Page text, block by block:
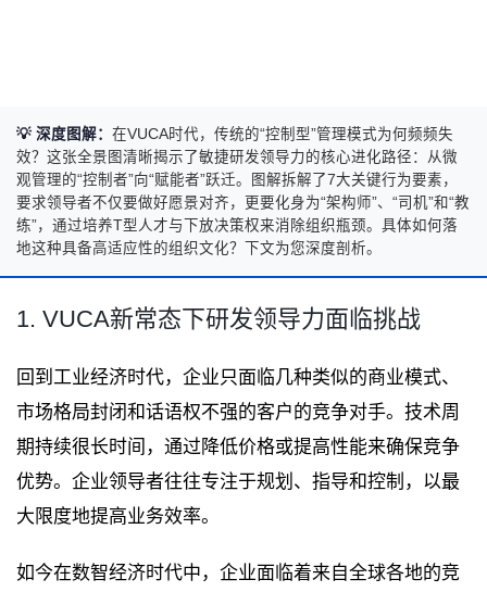
💡 深度图解： 在VUCA时代，传统的“控制型”管理模式为何频频失
效？这张全景图清晰揭示了敏捷研发领导力的核心进化路径：从微
观管理的“控制者”向“赋能者”跃迁。图解拆解了7大关键行为要素，
要求领导者不仅要做好愿景对齐，更要化身为“架构师”、“司机”和“教
练”，通过培养T型人才与下放决策权来消除组织瓶颈。具体如何落
地这种具备高适应性的组织文化？下文为您深度剖析。
1. VUCA新常态下研发领导力面临挑战
回到工业经济时代，企业只面临几种类似的商业模式、
市场格局封闭和话语权不强的客户的竞争对手。技术周
期持续很长时间，通过降低价格或提高性能来确保竞争
优势。企业领导者往往专注于规划、指导和控制，以最
大限度地提高业务效率。
如今在数智经济时代中，企业面临着来自全球各地的竞